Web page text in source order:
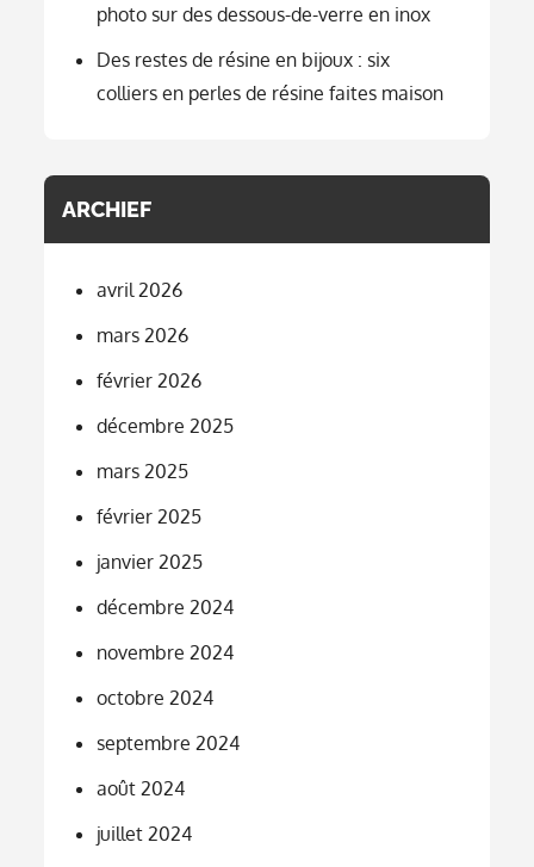
photo sur des dessous-de-verre en inox
Des restes de résine en bijoux : six
colliers en perles de résine faites maison
ARCHIEF
avril 2026
mars 2026
février 2026
décembre 2025
mars 2025
février 2025
janvier 2025
décembre 2024
novembre 2024
octobre 2024
septembre 2024
août 2024
juillet 2024